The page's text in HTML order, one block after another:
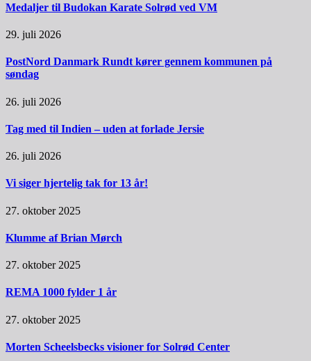
Medaljer til Budokan Karate Solrød ved VM
29. juli 2026
PostNord Danmark Rundt kører gennem kommunen på
søndag
26. juli 2026
Tag med til Indien – uden at forlade Jersie
26. juli 2026
Vi siger hjertelig tak for 13 år!
27. oktober 2025
Klumme af Brian Mørch
27. oktober 2025
REMA 1000 fylder 1 år
27. oktober 2025
Morten Scheelsbecks visioner for Solrød Center